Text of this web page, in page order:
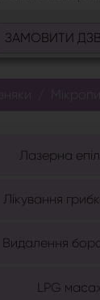
ЗАМОВИТИ
Лазерна
Лікування
Видалення
LPG